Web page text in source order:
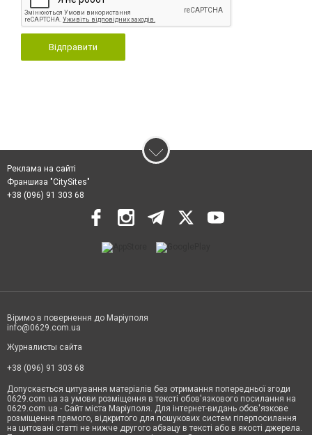
Відправити
Реклама на сайті
Франшиза "CitySites"
+38 (096) 91 303 68
Віримо в повернення до Маріуполя
info@0629.com.ua
Журналисты сайта
+38 (096) 91 303 68
Допускається цитування матеріалів без отримання попередньої згоди
0629.com.ua за умови розміщення в тексті обов'язкового посилання на
0629.com.ua - Сайт міста Маріуполя. Для інтернет-видань обов'язкове
розміщення прямого, відкритого для пошукових систем гіперпосилання
на цитовані статті не нижче другого абзацу в тексті або в якості джерела.